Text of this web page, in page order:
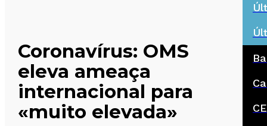
Coronavírus: OMS
eleva ameaça
internacional para
«muito elevada»